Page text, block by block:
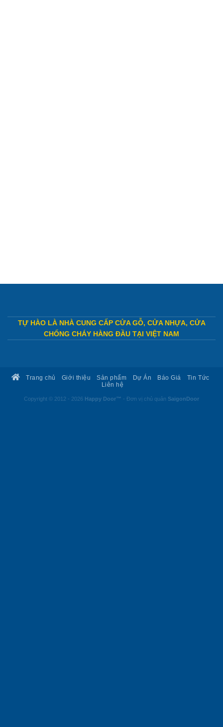
TỰ HÀO LÀ NHÀ CUNG CẤP CỬA GỖ, CỬA NHỰA, CỬA
CHỐNG CHÁY HÀNG ĐẦU TẠI VIỆT NAM
Trang chủ Giới thiệu Sản phẩm Dự Án Báo Giá
Tin Tức
Liên hệ
Copyright © 2012 - 2026 Happy Door™ - Đơn vị chủ quản SaigonDoor